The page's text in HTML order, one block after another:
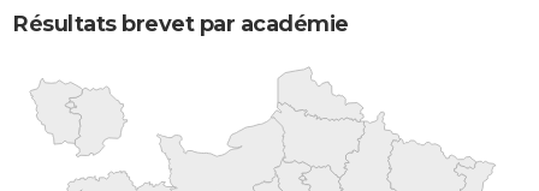
Résultats brevet par académie